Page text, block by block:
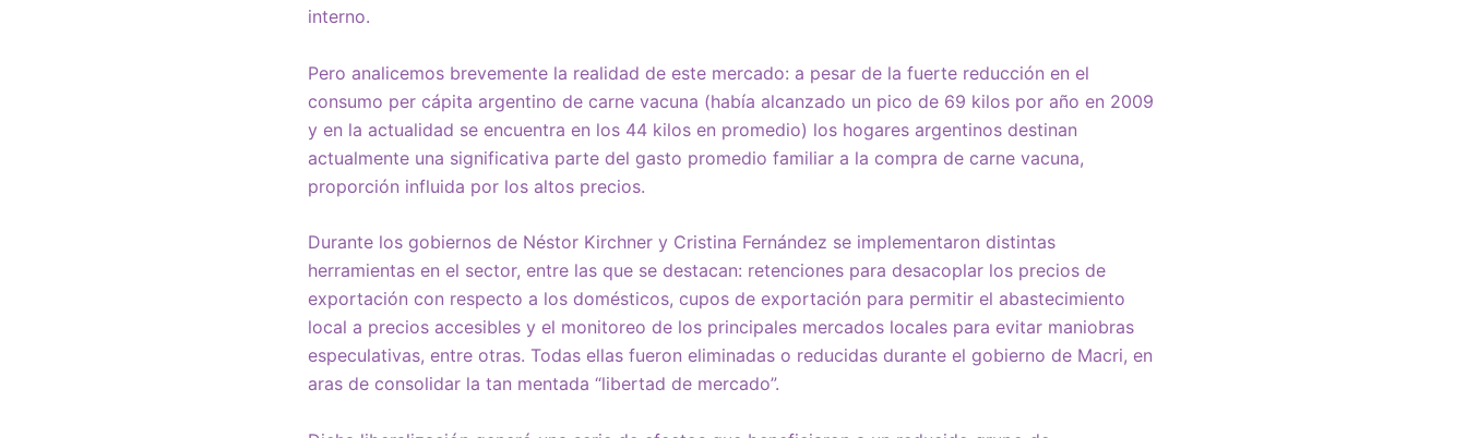
interno.
Pero analicemos brevemente la realidad de este mercado: a pesar de la fuerte reducción en el
consumo per cápita argentino de carne vacuna (había alcanzado un pico de 69 kilos por año en 2009
y en la actualidad se encuentra en los 44 kilos en promedio) los hogares argentinos destinan
actualmente una significativa parte del gasto promedio familiar a la compra de carne vacuna,
proporción influida por los altos precios.
Durante los gobiernos de Néstor Kirchner y Cristina Fernández se implementaron distintas
herramientas en el sector, entre las que se destacan: retenciones para desacoplar los precios de
exportación con respecto a los domésticos, cupos de exportación para permitir el abastecimiento
local a precios accesibles y el monitoreo de los principales mercados locales para evitar maniobras
especulativas, entre otras. Todas ellas fueron eliminadas o reducidas durante el gobierno de Macri, en
aras de consolidar la tan mentada “libertad de mercado”.